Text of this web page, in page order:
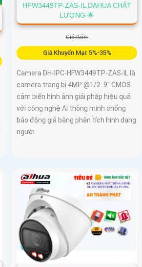
HFW3449TP-ZAS-IL DAHUA CHẤT
LƯỢNG 🌟
Giá Bán:
Giá Khuyến Mại: 5%-35%
Camera DH-IPC-HFW3449TP-ZAS-IL là
camera trang bị 4MP @1/2. 9" CMOS
cảm biến hình ảnh giải pháp hiệu quả
với công nghệ AI thông minh chống
báo động giả bằng phân tích hình dạng
người